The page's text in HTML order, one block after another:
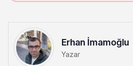
Erhan İmamoğlu
Yazar